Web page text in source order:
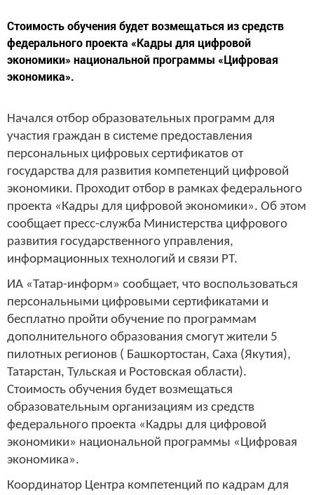
Стоимость обучения будет возмещаться из средств
федерального проекта «Кадры для цифровой
экономики» национальной программы «Цифровая
экономика».
Начался отбор образовательных программ для
участия граждан в системе предоставления
персональных цифровых сертификатов от
государства для развития компетенций цифровой
экономики. Проходит отбор в рамках федерального
проекта «Кадры для цифровой экономики». Об этом
сообщает пресс-служба Министерства цифрового
развития государственного управления,
информационных технологий и связи РТ.
ИА «Татар-информ» сообщает, что воспользоваться
персональными цифровыми сертификатами и
бесплатно пройти обучение по программам
дополнительного образования смогут жители 5
пилотных регионов ( Башкортостан, Саха (Якутия),
Татарстан, Тульская и Ростовская области).
Стоимость обучения будет возмещаться
образовательным организациям из средств
федерального проекта «Кадры для цифровой
экономики» национальной программы «Цифровая
экономика».
Координатор Центра компетенций по кадрам для